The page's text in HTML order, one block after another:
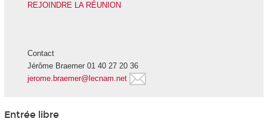
REJOINDRE LA RÉUNION
Contact
Jérôme Braemer 01 40 27 20 36
jerome.braemer@lecnam.net
Entrée libre